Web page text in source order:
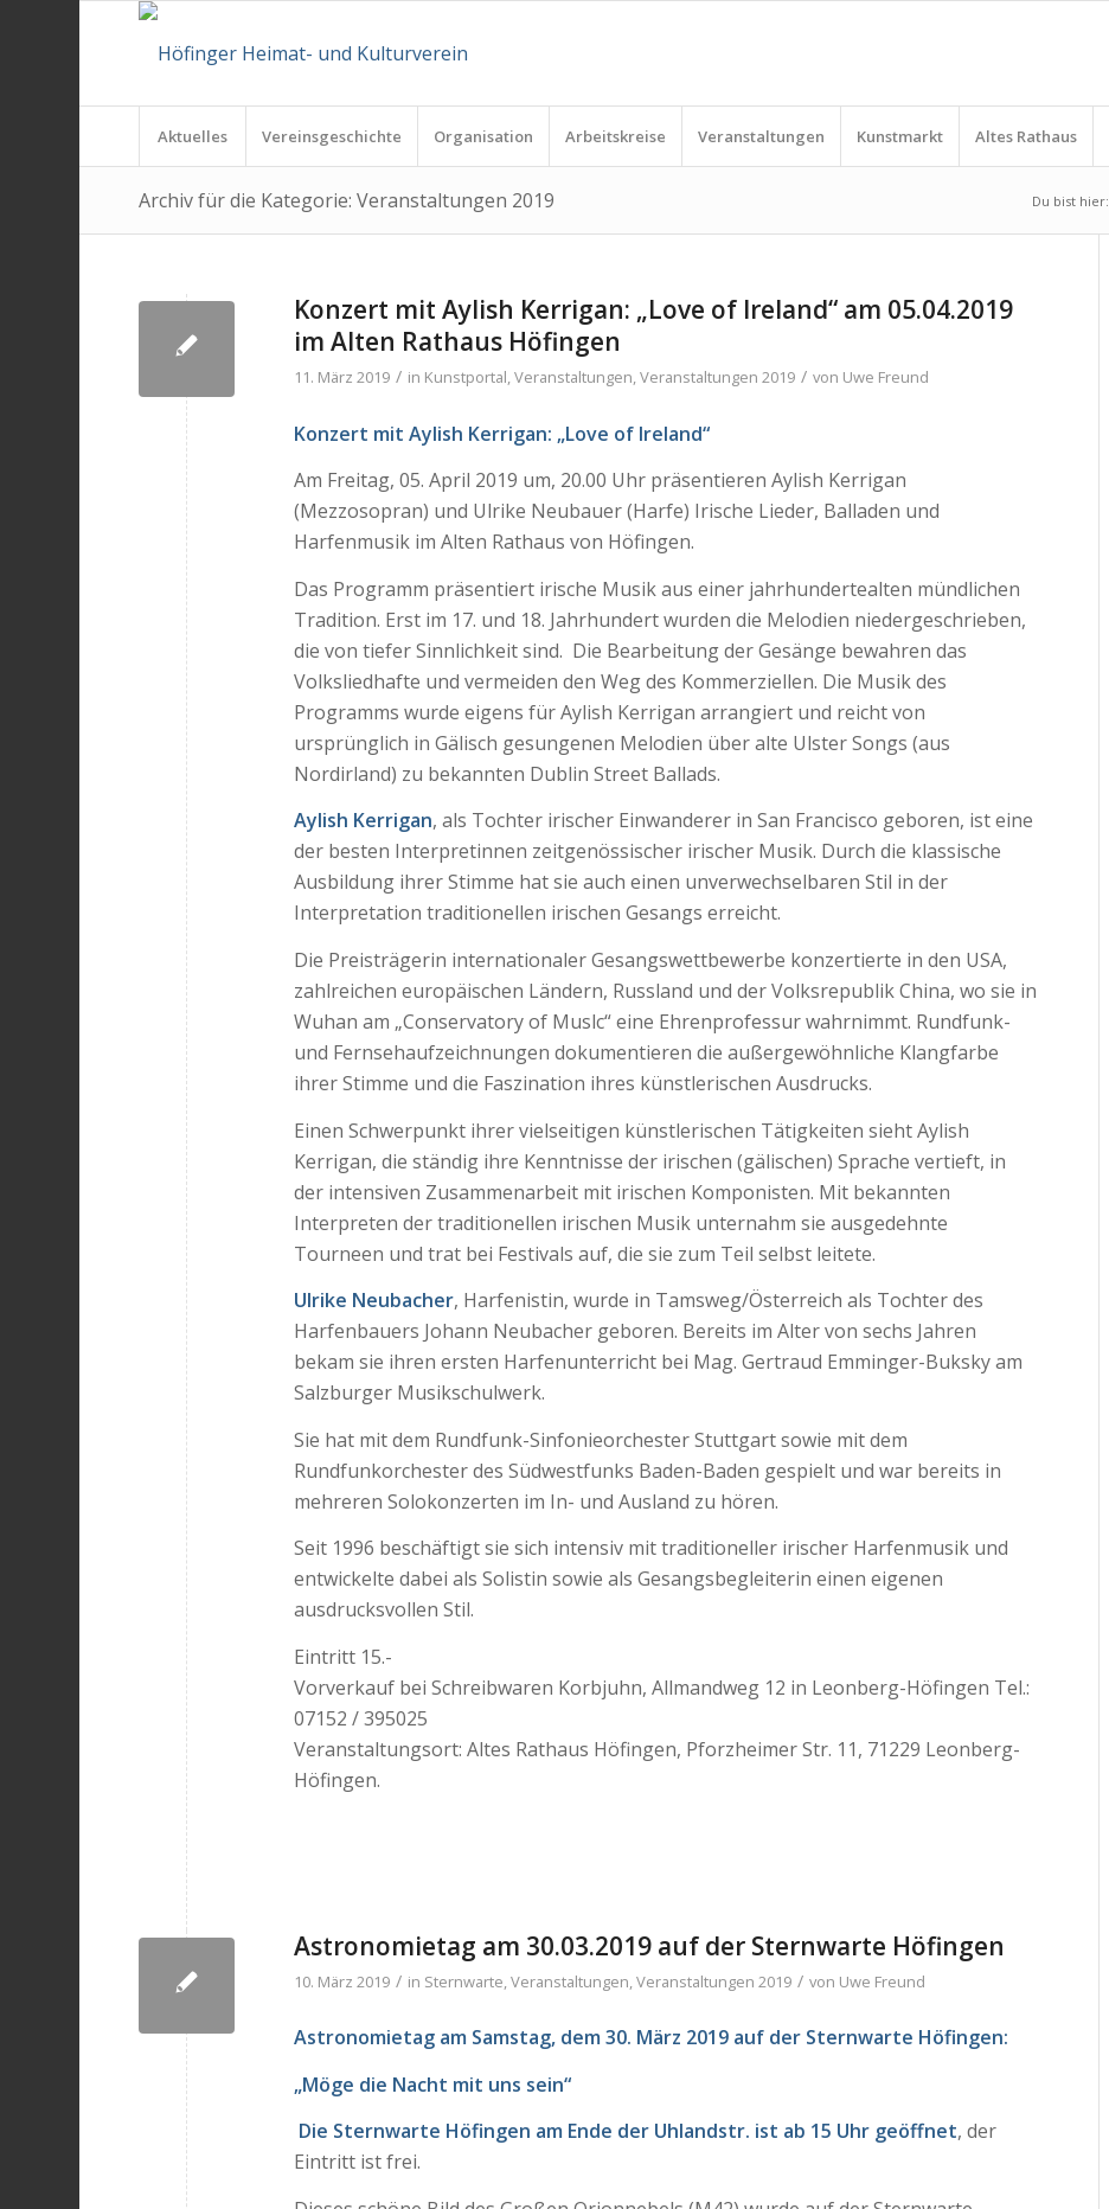
Aktuelles Vereinsgeschichte Organisation Arbeitskreise Veranstaltungen Kunstmarkt Altes Rathaus
Archiv für die Kategorie: Veranstaltungen 2019 Du bist hier:
Konzert mit Aylish Kerrigan: „Love of Ireland“ am 05.04.2019
im Alten Rathaus Höfingen
11. März 2019 / in Kunstportal,Veranstaltungen,Veranstaltungen 2019 / von Uwe Freund
Konzert mit Aylish Kerrigan: „Love of Ireland“
Am Freitag, 05. April 2019 um, 20.00 Uhr präsentieren Aylish Kerrigan
(Mezzosopran) und Ulrike Neubauer (Harfe) Irische Lieder, Balladen und
Harfenmusik im Alten Rathaus von Höfingen.
Das Programm präsentiert irische Musik aus einer jahrhundertealten mündlichen
Tradition. Erst im 17. und 18. Jahrhundert wurden die Melodien niedergeschrieben,
die von tiefer Sinnlichkeit sind. Die Bearbeitung der Gesänge bewahren das
Volksliedhafte und vermeiden den Weg des Kommerziellen. Die Musik des
Programms wurde eigens für Aylish Kerrigan arrangiert und reicht von
ursprünglich in Gälisch gesungenen Melodien über alte Ulster Songs (aus
Nordirland) zu bekannten Dublin Street Ballads.
Aylish Kerrigan, als Tochter irischer Einwanderer in San Francisco geboren, ist eine
der besten Interpretinnen zeitgenössischer irischer Musik. Durch die klassische
Ausbildung ihrer Stimme hat sie auch einen unverwechselbaren Stil in der
Interpretation traditionellen irischen Gesangs erreicht.
Die Preisträgerin internationaler Gesangswettbewerbe konzertierte in den USA,
zahlreichen europäischen Ländern, Russland und der Volksrepublik China, wo sie in
Wuhan am „Conservatory of Muslc“ eine Ehrenprofessur wahrnimmt. Rundfunk-
und Fernsehaufzeichnungen dokumentieren die außergewöhnliche Klangfarbe
ihrer Stimme und die Faszination ihres künstlerischen Ausdrucks.
Einen Schwerpunkt ihrer vielseitigen künstlerischen Tätigkeiten sieht Aylish
Kerrigan, die ständig ihre Kenntnisse der irischen (gälischen) Sprache vertieft, in
der intensiven Zusammenarbeit mit irischen Komponisten. Mit bekannten
Interpreten der traditionellen irischen Musik unternahm sie ausgedehnte
Tourneen und trat bei Festivals auf, die sie zum Teil selbst leitete.
Ulrike Neubacher, Harfenistin, wurde in Tamsweg/Österreich als Tochter des
Harfenbauers Johann Neubacher geboren. Bereits im Alter von sechs Jahren
bekam sie ihren ersten Harfenunterricht bei Mag. Gertraud Emminger-Buksky am
Salzburger Musikschulwerk.
Sie hat mit dem Rundfunk-Sinfonieorchester Stuttgart sowie mit dem
Rundfunkorchester des Südwestfunks Baden-Baden gespielt und war bereits in
mehreren Solokonzerten im In- und Ausland zu hören.
Seit 1996 beschäftigt sie sich intensiv mit traditioneller irischer Harfenmusik und
entwickelte dabei als Solistin sowie als Gesangsbegleiterin einen eigenen
ausdrucksvollen Stil.
Eintritt 15.-
Vorverkauf bei Schreibwaren Korbjuhn, Allmandweg 12 in Leonberg-Höfingen Tel.:
07152 / 395025
Veranstaltungsort: Altes Rathaus Höfingen, Pforzheimer Str. 11, 71229 Leonberg-
Höfingen.
Astronomietag am 30.03.2019 auf der Sternwarte Höfingen
10. März 2019 / in Sternwarte ,Veranstaltungen ,Veranstaltungen 2019 / von Uwe Freund
Astronomietag am Samstag, dem 30. März 2019 auf der Sternwarte Höfingen:
„Möge die Nacht mit uns sein“
Die Sternwarte Höfingen am Ende der Uhlandstr. ist ab 15 Uhr geöffnet, der
Eintritt ist frei.